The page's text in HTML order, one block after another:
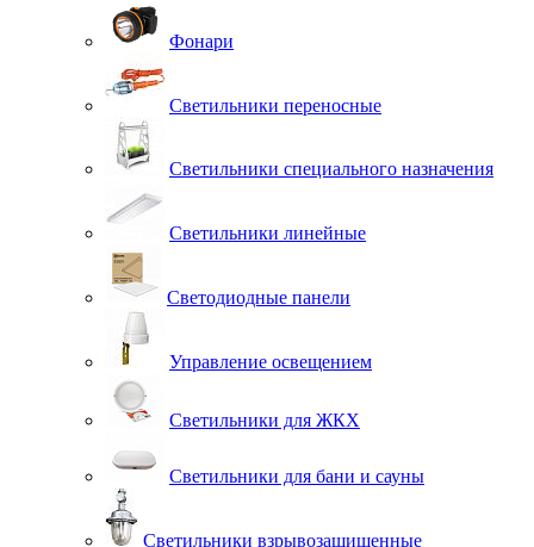
Фонари
Светильники переносные
Светильники специального назначения
Светильники линейные
Светодиодные панели
Управление освещением
Светильники для ЖКХ
Светильники для бани и сауны
Светильники взрывозащищенные